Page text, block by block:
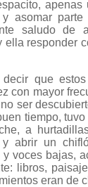
y asomar
saludo de
ella responder
que
con mayor
ser
tiempo,
a
y abrir un
y voces bajas,
libros,
eran de